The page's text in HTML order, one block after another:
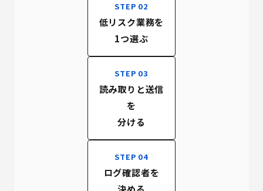
STEP 02
低リスク業務を
1つ選ぶ
STEP 03
読み取りと送信
を
分ける
STEP 04
ログ確認者を